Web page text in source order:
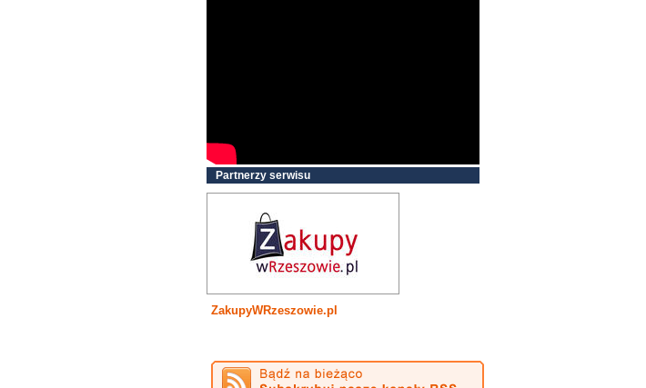
Partnerzy serwisu
ZakupyWRzeszowie.pl